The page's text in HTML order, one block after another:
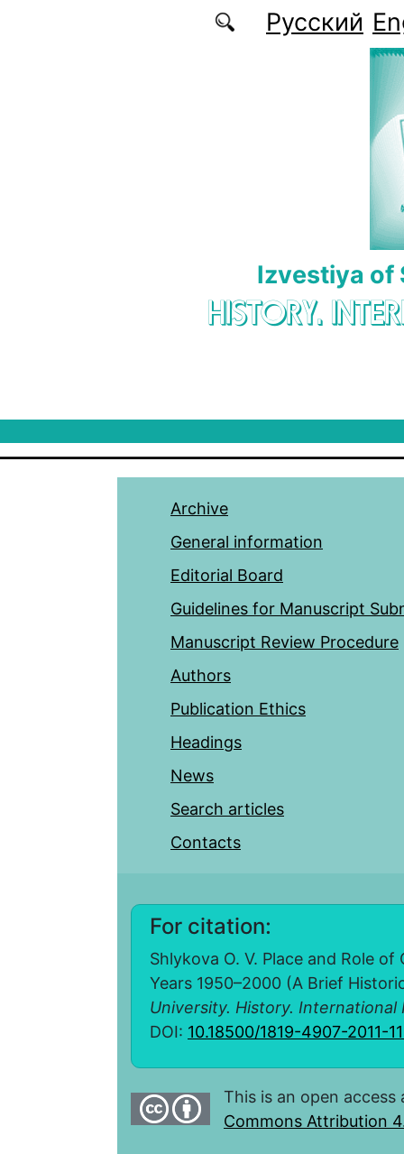
Русский
Izvestiya of
HISTORY.
Archive
General information
Editorial Board
Guidelines for Manuscript
Manuscript Review Procedure
Authors
Publication Ethics
Headings
News
Search articles
Contacts
For citation:
Shlykova O. V. Place and Role
Years 1950–2000 (A Brief
University. History. International
DOI: 10.18500/1819-4907-2011-
This is an open
Commons Attribution